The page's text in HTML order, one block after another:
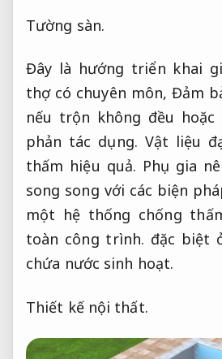
Tường sàn.
Đây là hướng triển khai
thợ có chuyên môn, Đảm
nếu trộn không đều
phản tác dụng. Vật liệu
thấm hiệu quả. Phụ gia
song song với các biện
một hệ thống chống
toàn công trình. đặc biệt
chứa nước sinh hoạt.
Thiết kế nội thất.